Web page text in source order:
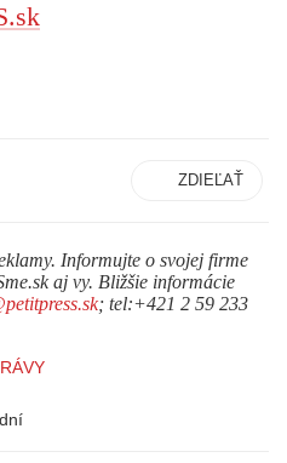
ZDIEĽAŤ
Informujte o svojej firme
aj vy. Bližšie informácie
; tel:+421 2 59 233